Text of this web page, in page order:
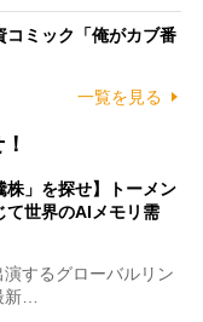
ミック「俺がカブ番
一覧を見る
株」を探せ】トーメン
て世界のAIメモリ需
するグローバルリン
新…